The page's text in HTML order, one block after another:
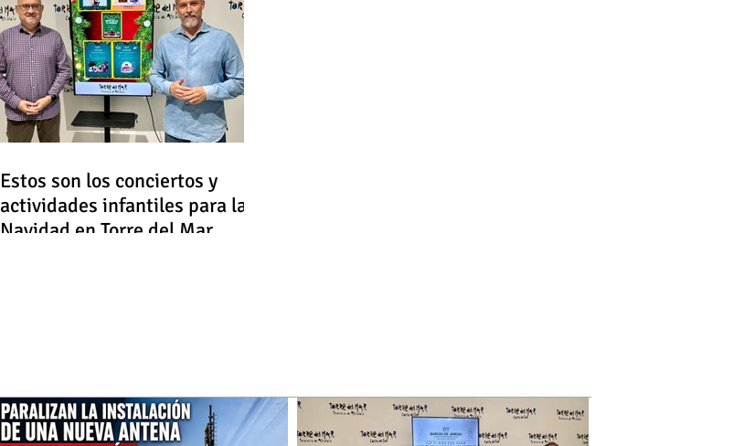
Estos son los conciertos y
actividades infantiles para la
Navidad en Torre del Mar